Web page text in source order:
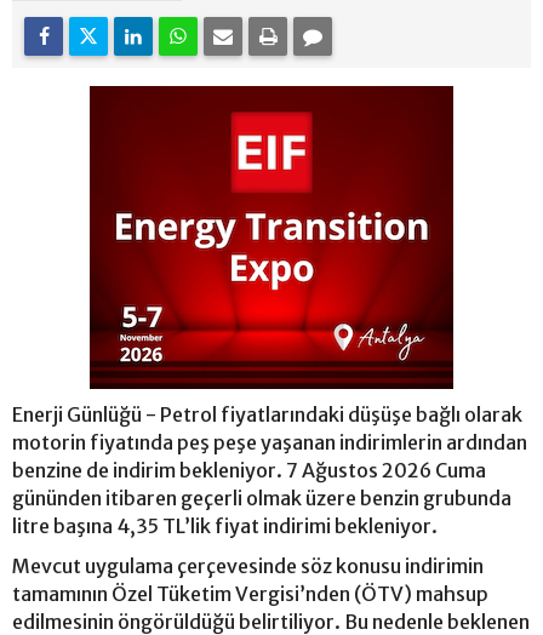
Enerji Günlüğü - Petrol fiyatlarındaki düşüşe bağlı olarak
motorin fiyatında peş peşe yaşanan indirimlerin ardından
benzine de indirim bekleniyor. 7 Ağustos 2026 Cuma
gününden itibaren geçerli olmak üzere benzin grubunda
litre başına 4,35 TL’lik fiyat indirimi bekleniyor.
Mevcut uygulama çerçevesinde söz konusu indirimin
tamamının Özel Tüketim Vergisi’nden (ÖTV) mahsup
edilmesinin öngörüldüğü belirtiliyor. Bu nedenle beklenen